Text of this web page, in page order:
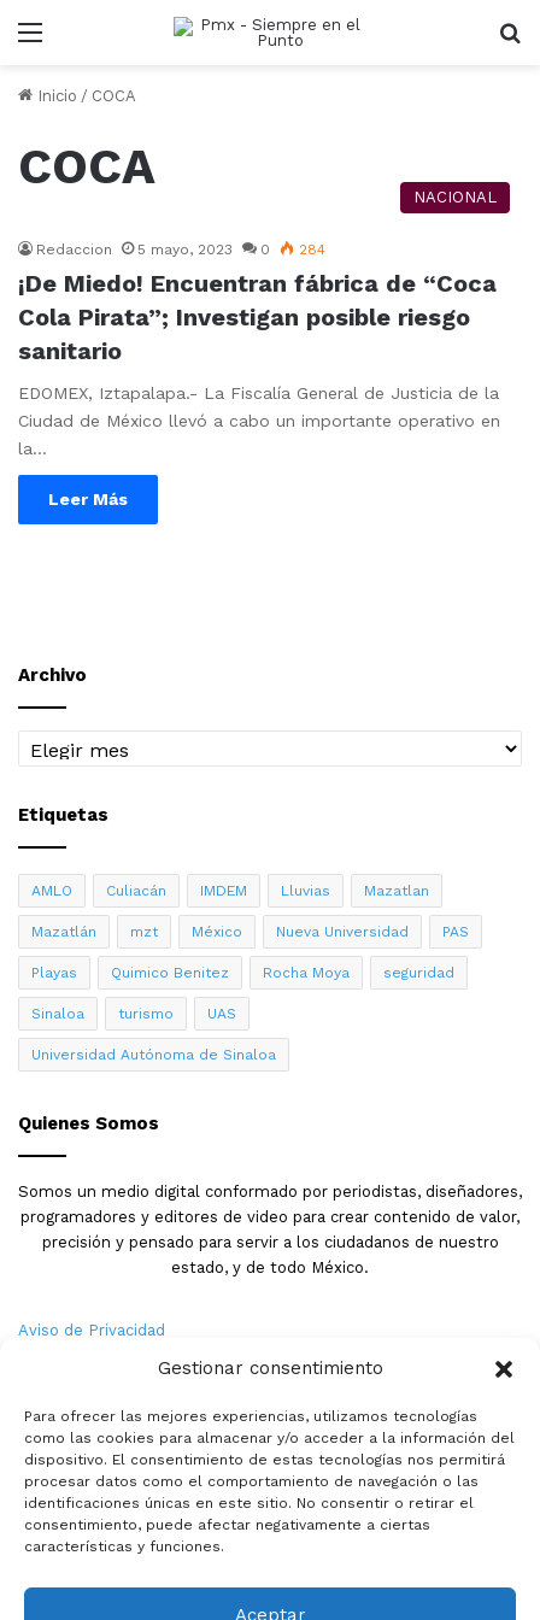
Gestionar consentimiento
Para ofrecer las mejores experiencias, utilizamos tecnologías
como las cookies para almacenar y/o acceder a la información del
dispositivo. El consentimiento de estas tecnologías nos permitirá
procesar datos como el comportamiento de navegación o las
identificaciones únicas en este sitio. No consentir o retirar el
consentimiento, puede afectar negativamente a ciertas
características y funciones.
Aceptar
Menu
Inicio / COCA
COCA
NACIONAL
Redaccion 5 mayo, 2023 0 284
¡De Miedo! Encuentran fábrica de “Coca
Cola Pirata”; Investigan posible riesgo
sanitario
EDOMEX, Iztapalapa.- La Fiscalía General de Justicia de la
Ciudad de México llevó a cabo un importante operativo en
la…
Leer Más
Archivo
Archivo
Etiquetas
AMLO Culiacán IMDEM Lluvias Mazatlan
Mazatlán mzt México Nueva Universidad PAS
Playas Quimico Benitez Rocha Moya seguridad
Sinaloa turismo UAS
Universidad Autónoma de Sinaloa
Quienes Somos
Somos un medio digital conformado por periodistas, diseñadores,
programadores y editores de video para crear contenido de valor,
precisión y pensado para servir a los ciudadanos de nuestro
estado, y de todo México.
Aviso de Privacidad
Términos y Condiciones
Política de Cookies
Contacto